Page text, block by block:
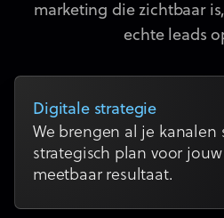
marketing die zichtbaar
echte leads
Digitale strategie
We brengen al je kanalen
strategisch plan voor
meetbaar resultaat.